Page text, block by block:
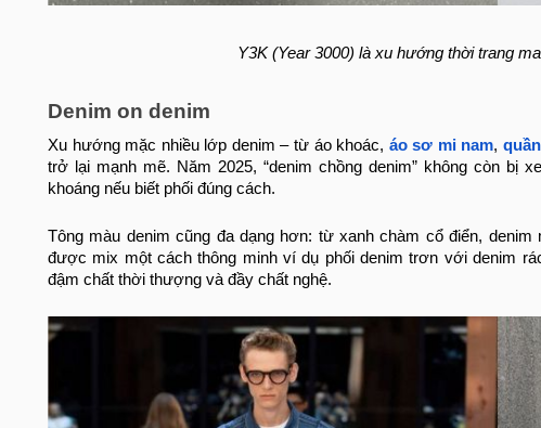
Y3K (Year 3000) là xu hướng thời trang
Denim on denim
Xu hướng mặc nhiều lớp denim – từ áo khoác, áo sơ mi nam,
trở lại mạnh mẽ. Năm 2025, “denim chồng denim” không còn bị
khoáng nếu biết phối đúng cách.
Tông màu denim cũng đa dạng hơn: từ xanh chàm cổ điển,
được mix một cách thông minh ví dụ phối denim trơn với denim
đậm chất thời thượng và đầy chất nghệ.